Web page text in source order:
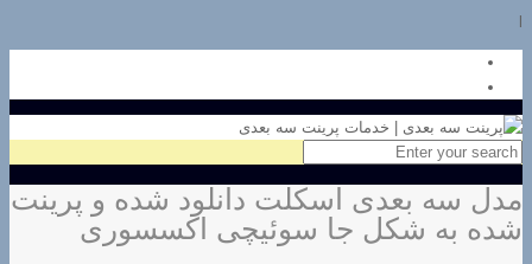
مدل سه بعدی اسکلت دانلود شده و پرینت
شده به شکل جا سوئیچی اکسسوری